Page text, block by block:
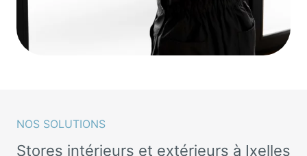
NOS SOLUTIONS
Stores intérieurs et extérieurs à Ixelles